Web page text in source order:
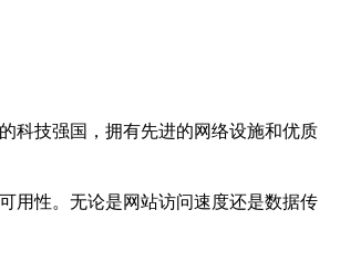
科技强国，拥有先进的网络设施和优质
用性。无论是网站访问速度还是数据传